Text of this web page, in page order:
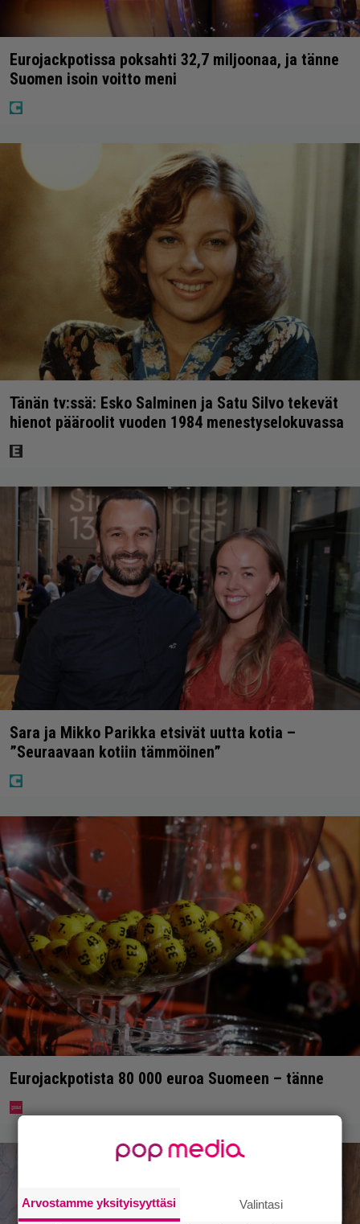
Eurojackpotissa poksahti 32,7 miljoonaa, ja tänne
Suomen isoin voitto meni
Tänän tv:ssä: Esko Salminen ja Satu Silvo tekevät
hienot pääroolit vuoden 1984 menestyselokuvassa
Sara ja Mikko Parikka etsivät uutta kotia –
”Seuraavaan kotiin tämmöinen”
Eurojackpotista 80 000 euroa Suomeen – tänne
Arvostamme yksityisyyttäsi Valintasi